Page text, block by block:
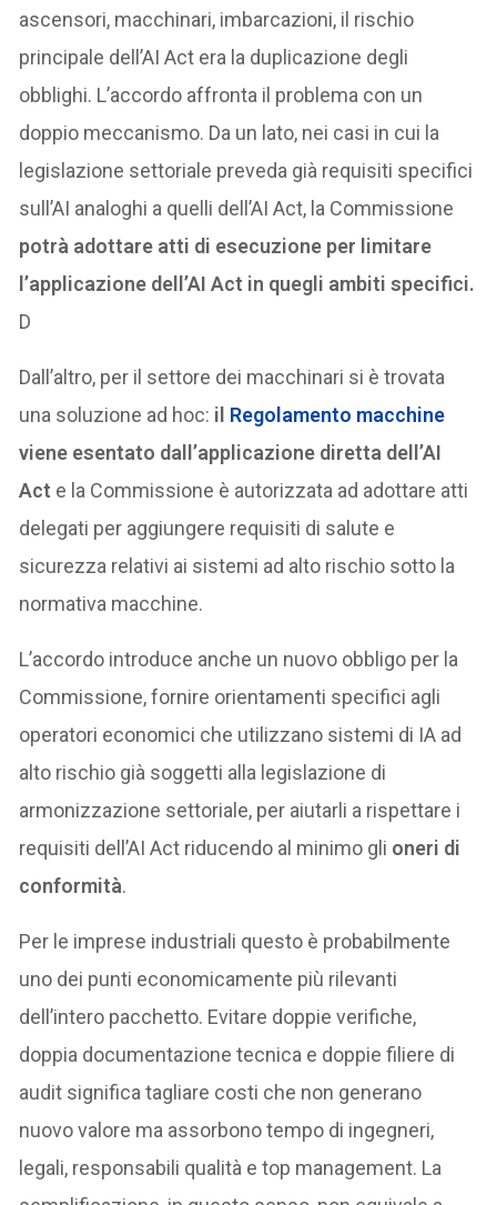
ascensori, macchinari, imbarcazioni, il rischio
principale dell’AI Act era la duplicazione degli
obblighi. L’accordo affronta il problema con un
doppio meccanismo. Da un lato, nei casi in cui la
legislazione settoriale preveda già requisiti specifici
sull’AI analoghi a quelli dell’AI Act, la Commissione
potrà adottare atti di esecuzione per limitare
l’applicazione dell’AI Act in quegli ambiti specifici.
D
Dall’altro, per il settore dei macchinari si è trovata
una soluzione ad hoc: il Regolamento macchine
viene esentato dall’applicazione diretta dell’AI
Act e la Commissione è autorizzata ad adottare atti
delegati per aggiungere requisiti di salute e
sicurezza relativi ai sistemi ad alto rischio sotto la
normativa macchine.
L’accordo introduce anche un nuovo obbligo per la
Commissione, fornire orientamenti specifici agli
operatori economici che utilizzano sistemi di IA ad
alto rischio già soggetti alla legislazione di
armonizzazione settoriale, per aiutarli a rispettare i
requisiti dell’AI Act riducendo al minimo gli oneri di
conformità.
Per le imprese industriali questo è probabilmente
uno dei punti economicamente più rilevanti
dell’intero pacchetto. Evitare doppie verifiche,
doppia documentazione tecnica e doppie filiere di
audit significa tagliare costi che non generano
nuovo valore ma assorbono tempo di ingegneri,
legali, responsabili qualità e top management. La